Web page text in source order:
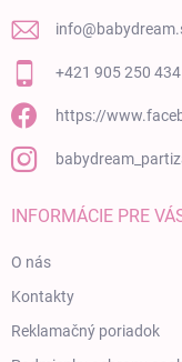
info@
+421 905 250 434
https://
INFORMÁCIE PRE
O nás
Kontakty
Reklamačný poriadok